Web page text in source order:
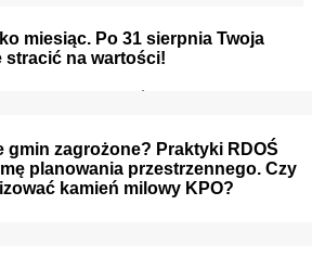
miesiąc. Po 31 sierpnia Twoja
stracić na wartości!
gmin zagrożone? Praktyki RDOŚ
planowania przestrzennego. Czy
kamień milowy KPO?